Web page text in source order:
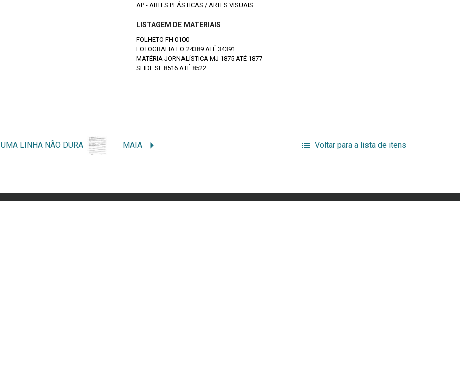
AP - ARTES PLÁSTICAS / ARTES VISUAIS
LISTAGEM DE MATERIAIS
FOLHETO FH 0100
FOTOGRAFIA FO 24389 ATÉ 34391
MATÉRIA JORNALÍSTICA MJ 1875 ATÉ 1877
SLIDE SL 8516 ATÉ 8522
UMA LINHA NÃO DURA MAIA Voltar para a lista de itens